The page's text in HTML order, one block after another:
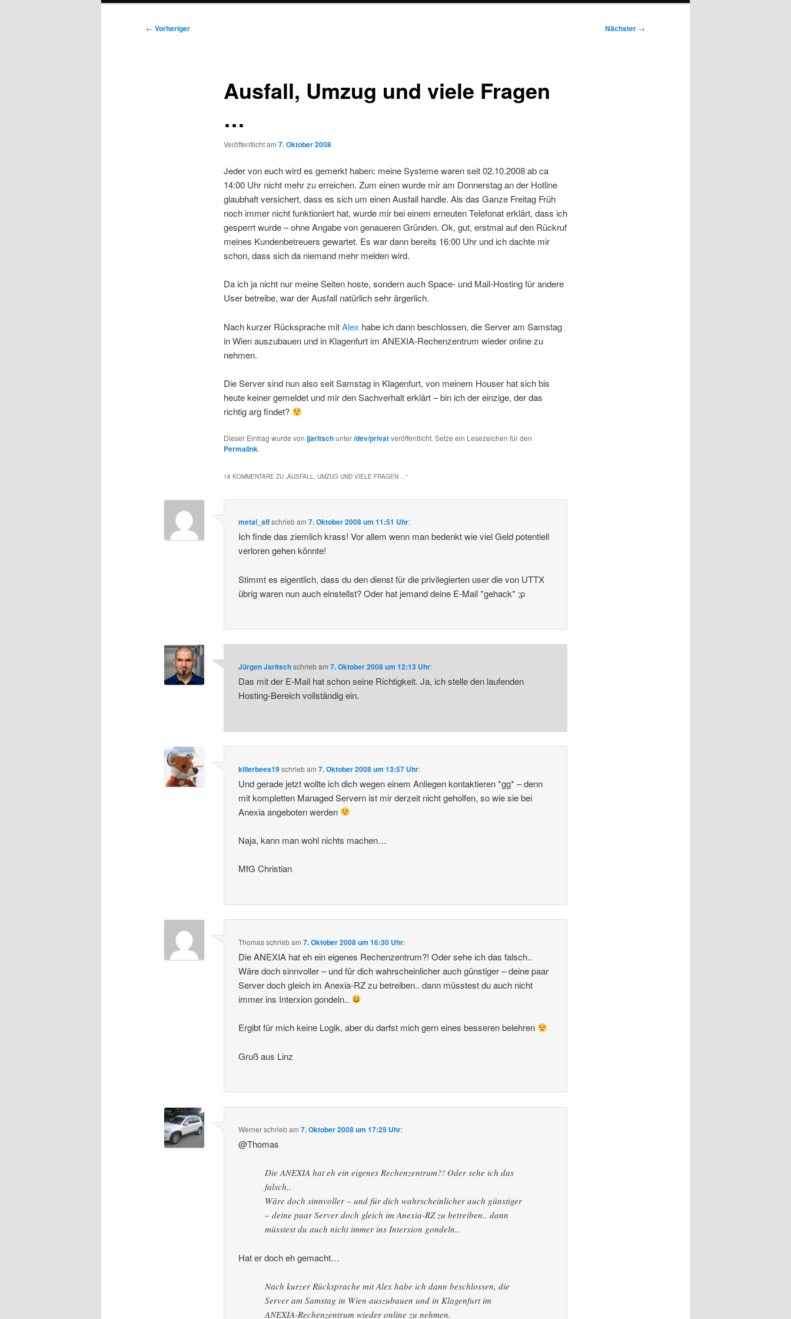
Beitragsnavigation
← Vorheriger Nächster →
Ausfall, Umzug und viele Fragen
…
Veröffentlicht am 7. Oktober 2008
Jeder von euch wird es gemerkt haben: meine Systeme waren seit 02.10.2008 ab ca
14:00 Uhr nicht mehr zu erreichen. Zum einen wurde mir am Donnerstag an der Hotline
glaubhaft versichert, dass es sich um einen Ausfall handle. Als das Ganze Freitag Früh
noch immer nicht funktioniert hat, wurde mir bei einem erneuten Telefonat erklärt, dass ich
gesperrt wurde – ohne Angabe von genaueren Gründen. Ok, gut, erstmal auf den Rückruf
meines Kundenbetreuers gewartet. Es war dann bereits 16:00 Uhr und ich dachte mir
schon, dass sich da niemand mehr melden wird.
Da ich ja nicht nur meine Seiten hoste, sondern auch Space- und Mail-Hosting für andere
User betreibe, war der Ausfall natürlich sehr ärgerlich.
Nach kurzer Rücksprache mitAlex habe ich dann beschlossen, die Server am Samstag
in Wien auszubauen und in Klagenfurt im ANEXIA-Rechenzentrum wieder online zu
nehmen.
Die Server sind nun also seit Samstag in Klagenfurt, von meinem Houser hat sich bis
heute keiner gemeldet und mir den Sachverhalt erklärt – bin ich der einzige, der das
richtig arg findet?
Dieser Eintrag wurde von jjaritschunter/dev/privatveröffentlicht. Setze ein Lesezeichen für den
Permalink.
18 KOMMENTARE ZU „ AUSFALL, UMZUG UND VIELE FRAGEN … “
metal_alfschriebam7. Oktober 2008 um 11:51 Uhr:
Ich finde das ziemlich krass! Vor allem wenn man bedenkt wie viel Geld potentiell
verloren gehen könnte!
Stimmt es eigentlich, dass du den dienst für die privilegierten user die von UTTX
übrig waren nun auch einstellst? Oder hat jemand deine E-Mail *gehack* ;p
Jürgen Jaritschschriebam7. Oktober 2008 um 12:13 Uhr:
Das mit der E-Mail hat schon seine Richtigkeit. Ja, ich stelle den laufenden
Hosting-Bereich vollständig ein.
killerbees19schriebam7. Oktober 2008 um 13:57 Uhr:
Und gerade jetzt wollte ich dich wegen einem Anliegen kontaktieren *gg* – denn
mit kompletten Managed Servern ist mir derzeit nicht geholfen, so wie sie bei
Anexia angeboten werden
Naja, kann man wohl nichts machen…
MfG Christian
Thomasschriebam7. Oktober 2008 um 16:30 Uhr:
Die ANEXIA hat eh ein eigenes Rechenzentrum?! Oder sehe ich das falsch..
Wäre doch sinnvoller – und für dich wahrscheinlicher auch günstiger – deine paar
Server doch gleich im Anexia-RZ zu betreiben.. dann müsstest du auch nicht
immer ins Interxion gondeln..
Ergibt für mich keine Logik, aber du darfst mich gern eines besseren belehren
Gruß aus Linz
Wernerschriebam7. Oktober 2008 um 17:25 Uhr:
@Thomas
Die ANEXIA hat eh ein eigenes Rechenzentrum?! Oder sehe ich das
falsch..
Wäre doch sinnvoller – und für dich wahrscheinlicher auch günstiger
– deine paar Server doch gleich im Anexia-RZ zu betreiben.. dann
müsstest du auch nicht immer ins Interxion gondeln..
Hat er doch eh gemacht…
Nach kurzer Rücksprache mit Alex habe ich dann beschlossen, die
Server am Samstag in Wien auszubauen und in Klagenfurt im
ANEXIA-Rechenzentrum wieder online zu nehmen.